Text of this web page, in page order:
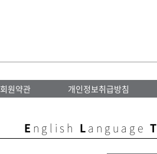
회원약관 개인정보취급방침
E nglish Language T